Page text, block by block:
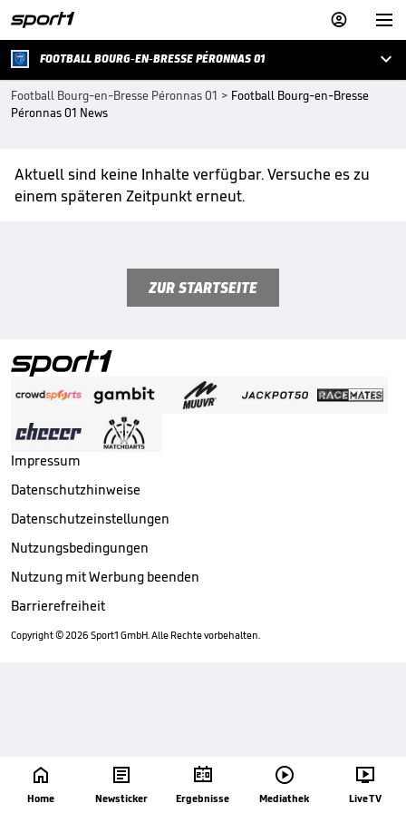


FOOTBALL BOURG-EN-BRESSE PÉRONNAS 01 
Football Bourg-en-Bresse Péronnas 01 > Football Bourg-en-Bresse
Péronnas 01 News
Aktuell sind keine Inhalte verfügbar. Versuche es zu
einem späteren Zeitpunkt erneut.

Home

Newsticker

Ergebnisse

Mediathek

Live TV
ZUR STARTSEITE
Impressum
Datenschutzhinweise
Datenschutzeinstellungen
Nutzungsbedingungen
Nutzung mit Werbung beenden
Barrierefreiheit
Copyright ©2026 Sport1 GmbH. Alle Rechte vorbehalten.